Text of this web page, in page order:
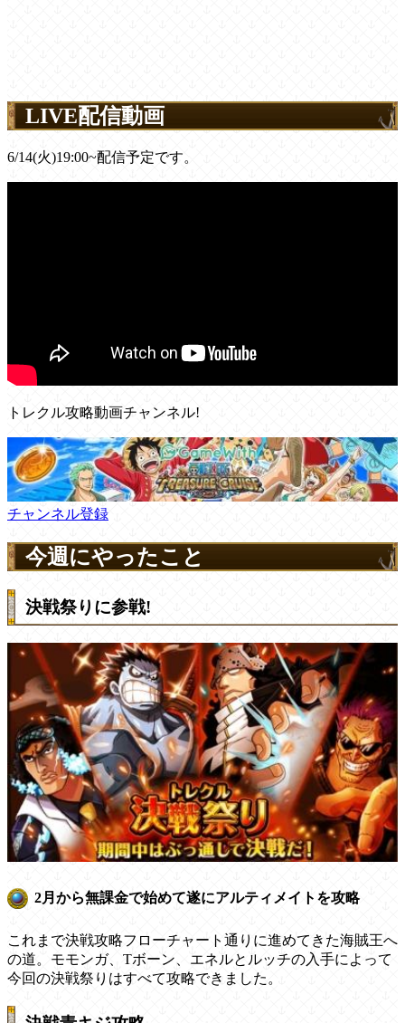
LIVE配信動画
6/14(火)19:00~配信予定です。
トレクル攻略動画チャンネル!
チャンネル登録
今週にやったこと
決戦祭りに参戦!
2月から無課金で始めて遂にアルティメイトを攻略
これまで決戦攻略フローチャート通りに進めてきた海賊王へ
の道。モモンガ、Tボーン、エネルとルッチの入手によって
今回の決戦祭りはすべて攻略できました。